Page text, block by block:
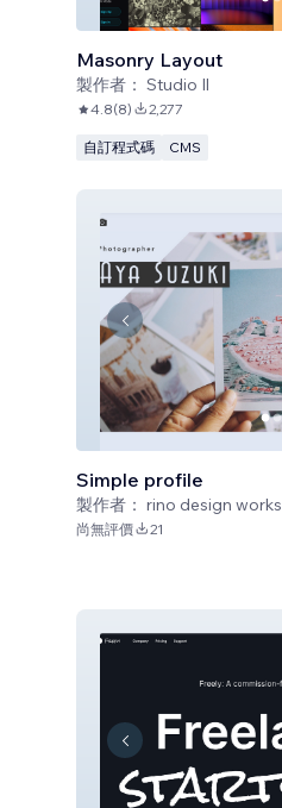
Masonry Layout
製作者： Studio Il
4.8(8) 2,277
自訂程式碼 CMS
Simple profile
製作者： rino design works
尚無評價 21